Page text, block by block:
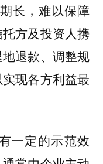
长，难以保障
方及投资人携
退款、调整规
现各方利益最
一定的示范效